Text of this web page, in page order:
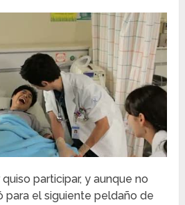
participar, y aunque no
para el siguiente peldaño de